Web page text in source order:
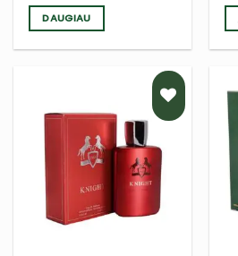
DAUGIAU
PRIDĖTI
Į NORŲ
SĄRAŠĄ